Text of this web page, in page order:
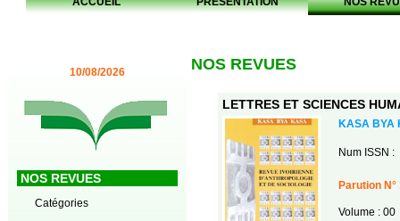
10/08/2026
NOS REVUES
Catégories
NOS REVUES
LETTRES ET SCIENCES
KASA BYA
Num ISSN :
Parution N°
Volume : 00